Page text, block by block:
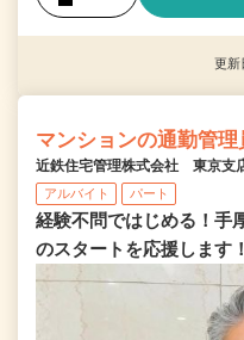
更新
マンションの通勤管理
近鉄住宅管理株式会社 東京支
アルバイト パート
経験不問ではじめる！手
のスタートを応援します